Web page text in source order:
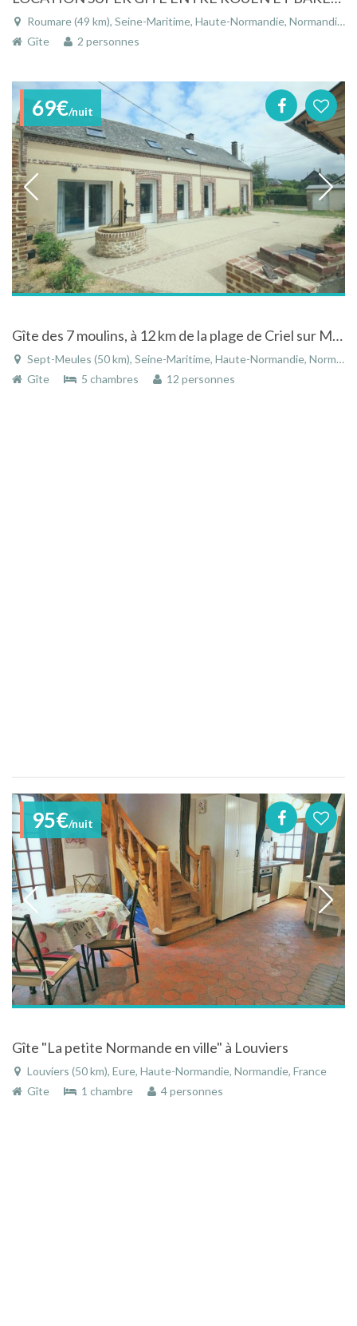
Roumare (49 km), Seine-Maritime, Haute-Normandie, Normandie, France
Gîte
2 personnes
69€/nuit
Gîte des 7 moulins, à 12 km de la plage de Criel sur Mer
Sept-Meules (50 km), Seine-Maritime, Haute-Normandie, Normandie, France
Gîte
5 chambres 12 personnes
95€/nuit
Gîte "La petite Normande en ville" à Louviers
Louviers (50 km), Eure, Haute-Normandie, Normandie, France
Gîte
1 chambre 4 personnes